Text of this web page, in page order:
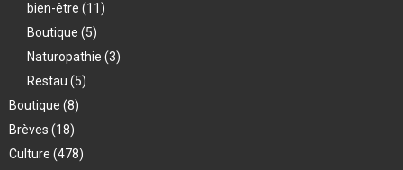
bien-être (11)
Boutique (5)
Naturopathie (3)
Restau (5)
Boutique (8)
Brèves (18)
Culture (478)